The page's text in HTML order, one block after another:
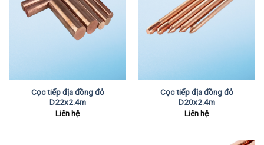
Cọc tiếp địa đồng đỏ
D22x2.4m
Liên hệ
Cọc tiếp địa đồng đỏ
D20x2.4m
Liên hệ